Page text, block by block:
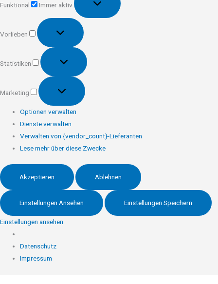
Funktional
Immer aktiv
Vorlieben
Vorlieben
Statistiken
Statistiken
Marketing
Marketing
Optionen verwalten
Dienste verwalten
Verwalten von {vendor_count}-Lieferanten
Lese mehr über diese Zwecke
Akzeptieren Ablehnen
Einstellungen Ansehen Einstellungen Speichern
Einstellungen ansehen
Datenschutz
Impressum